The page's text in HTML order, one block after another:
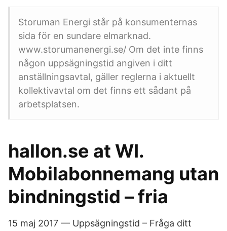
Storuman Energi står på konsumenternas
sida för en sundare elmarknad.
www.storumanenergi.se/ Om det inte finns
någon uppsägningstid angiven i ditt
anställningsavtal, gäller reglerna i aktuellt
kollektivavtal om det finns ett sådant på
arbetsplatsen.
hallon.se at WI.
Mobilabonnemang utan
bindningstid – fria
15 maj 2017 — Uppsägningstid – Fråga ditt